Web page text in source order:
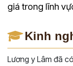
giá trong lĩnh
Kinh
Lương y Lâm đã